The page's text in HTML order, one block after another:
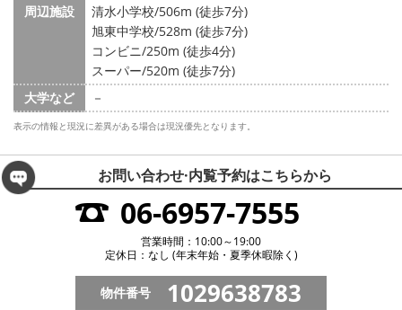
周辺施設
清水小学校/506m (徒歩7分)
旭東中学校/528m (徒歩7分)
コンビニ/250m (徒歩4分)
スーパー/520m (徒歩7分)
大学など
－
表示の情報と現況に差異がある場合は現況優先となります。
お問い合わせ·内覧予約はこちらから
06-6957-7555
営業時間：10:00～19:00
定休日：なし (年末年始・夏季休暇除く)
物件番号 1029638783